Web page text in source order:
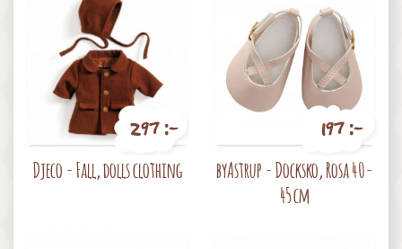
297 :-
Djeco - Fall, dolls clothing
197 :-
byAstrup - Docksko, Rosa 40-
45 cm